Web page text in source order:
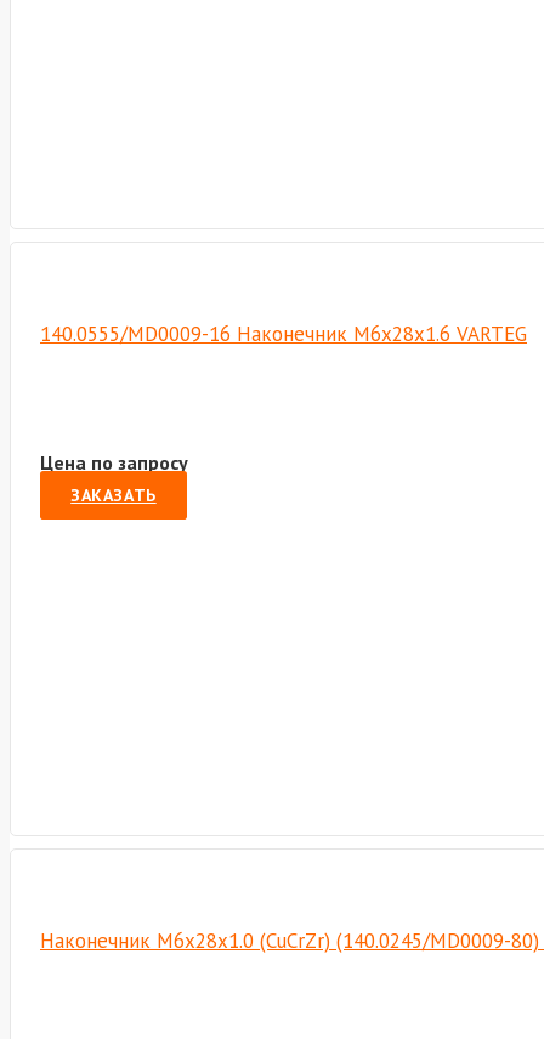
140.0555/MD0009-16 Наконечник М6х28х1.6 VARTEG
Цена по запросу
ЗАКАЗАТЬ
Наконечник М6х28х1.0 (CuCrZr) (140.0245/MD0009-80)